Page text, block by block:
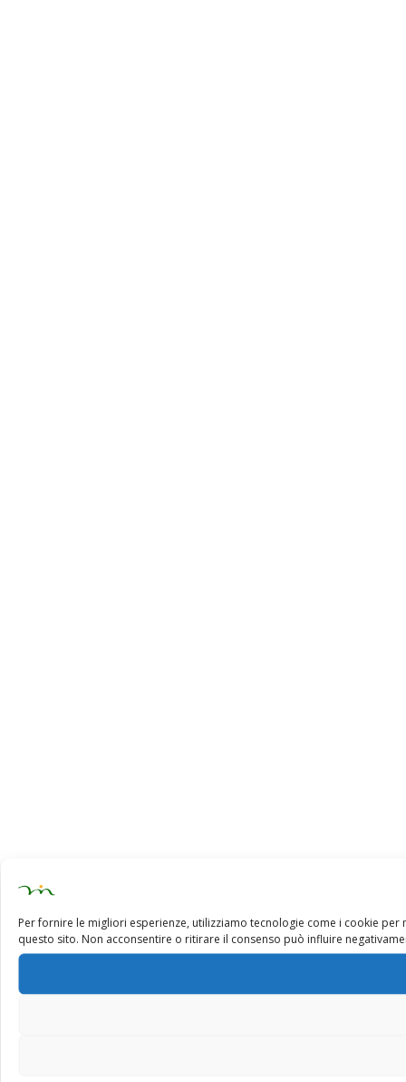
Per fornire le migliori esperienze, utilizziamo tecnologie come i cookie
questo sito. Non acconsentire o ritirare il consenso può influire